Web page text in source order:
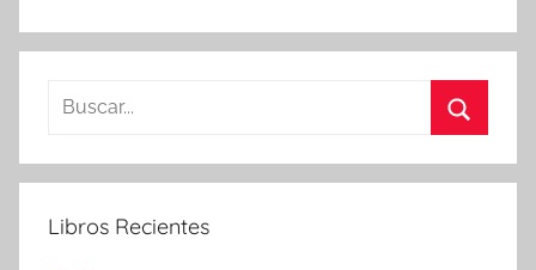
Buscar:
Libros Recientes